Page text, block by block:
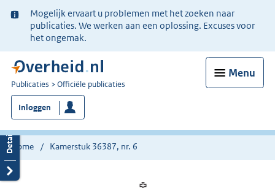
Ter
informatie:
Mogelijk ervaart u problemen met het zoeken naar
publicaties. We werken aan een oplossing. Excuses voor
het ongemak.
Menu
U
bent
nu
hier:
Publicaties Officiële publicaties
Inloggen
Home Kamerstuk 36387, nr. 6